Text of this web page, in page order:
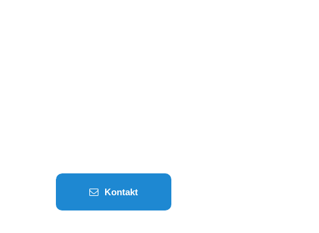
Kontakt